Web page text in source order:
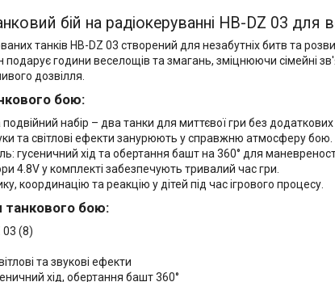
бій на радіокеруванні HB-DZ 03 для
танків HB-DZ 03 створений для незабутніх битв та
подарує години веселощів та змагань, зміцнюючи сімейні
дозвілля.
бою:
подвійний набір – два танки для миттєвої гри без
та світлові ефекти занурюють у справжню атмосферу бою.
гусеничний хід та обертання башт на 360° для
4.8V у комплекті забезпечують тривалий час гри.
координацію та реакцію у дітей під час ігрового процесу.
танкового бою:
03 (8)
та звукові ефекти
хід, обертання башт 360°